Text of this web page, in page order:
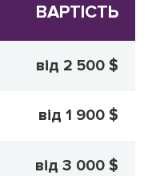
ВАРТІСТЬ
від 2 500 $
від 1 900 $
від 3 000 $